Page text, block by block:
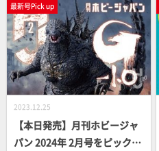
最新号Pick up
2023.12.25
【本日発売】月刊ホビージャ
パン 2024年 2月号をピックア